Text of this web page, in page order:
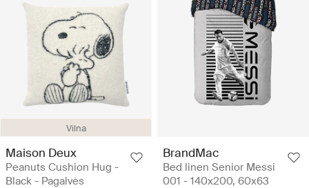
Vilna
Maison Deux
Peanuts Cushion Hug -
Black - Pagalvės
BrandMac
Bed linen Senior Messi
001 - 140x200, 60x63